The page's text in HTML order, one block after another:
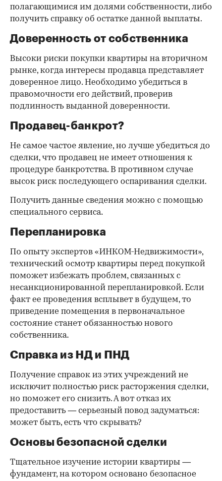
полагающимися им долями собственности, либо
получить справку об остатке данной выплаты.
Доверенность от собственника
Высоки риски покупки квартиры на вторичном
рынке, когда интересы продавца представляет
доверенное лицо. Необходимо убедиться в
правомочности его действий, проверив
подлинность выданной доверенности.
Продавец-банкрот?
Не самое частое явление, но лучше убедиться до
сделки, что продавец не имеет отношения к
процедуре банкротства. В противном случае
высок риск последующего оспаривания сделки.
Получить данные сведения можно с помощью
специального сервиса.
Перепланировка
По опыту экспертов «ИНКОМ-Недвижимости»,
технический осмотр квартиры перед покупкой
поможет избежать проблем, связанных с
несанкционированной перепланировкой. Если
факт ее проведения всплывет в будущем, то
приведение помещения в первоначальное
состояние станет обязанностью нового
собственника.
Справка из НД и ПНД
Получение справок из этих учреждений не
исключит полностью риск расторжения сделки,
но поможет его снизить. А вот отказ их
предоставить — серьезный повод задуматься:
может быть, есть что скрывать?
Основы безопасной сделки
Тщательное изучение истории квартиры —
фундамент, на котором основано безопасное